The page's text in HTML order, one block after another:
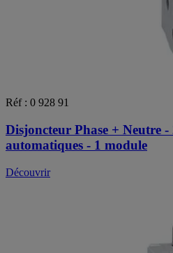
Réf : 0 928 91
Disjoncteur Phase + Neutre -
automatiques - 1 module
Découvrir